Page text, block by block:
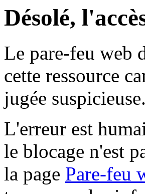
Désolé,
Le pare-feu web
cette ressource
jugée suspicieuse.
L'erreur est
le blocage n'est
la page Pare-feu